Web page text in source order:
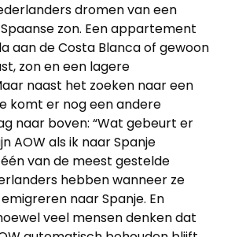
dromen van een
zon. Een appartement
aan de Costa Blanca of gewoon
zon en een lagere
naast het zoeken naar een
komt er nog een andere
naar boven: “Wat gebeurt er
AOW als ik naar Spanje
één van de meest gestelde
hebben wanneer ze
naar Spanje. En
veel mensen denken dat